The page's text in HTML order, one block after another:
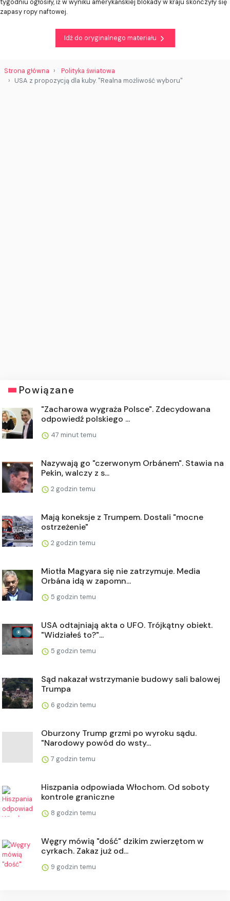
zapasy ropy naftowej.
Idź do oryginalnego materiału
Strona główna
Polityka światowa
USA z propozycją dla kuby. "Realna możliwość wyboru"
Powiązane
"Zacharowa wygraża Polsce". Zdecydowana
odpowiedź polskiego ...
47 minut temu
Nazywają go "czerwonym Orbánem". Stawia na
Pekin, walczy z s...
2 godzin temu
Mają koneksje z Trumpem. Dostali "mocne
ostrzeżenie"
2 godzin temu
Miotła Magyara się nie zatrzymuje. Media
Orbána idą w zapomn...
5 godzin temu
USA odtajniają akta o UFO. Trójkątny obiekt.
"Widziałeś to?"...
5 godzin temu
Sąd nakazał wstrzymanie budowy sali balowej
Trumpa
6 godzin temu
Oburzony Trump grzmi po wyroku sądu.
"Narodowy powód do wsty...
7 godzin temu
Hiszpania odpowiada Włochom. Od soboty
kontrole graniczne
8 godzin temu
Węgry mówią "dość" dzikim zwierzętom w
cyrkach. Zakaz już od...
9 godzin temu